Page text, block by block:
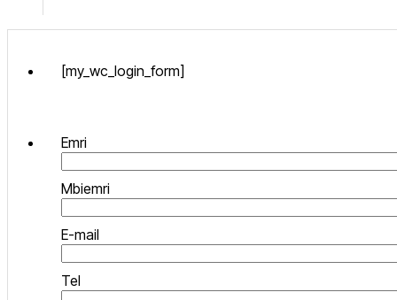
[my_wc_login_form]
Emri
Mbiemri
E-mail
Tel